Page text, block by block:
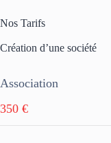
Nos Tarifs
Création d’une société
Association
350 €